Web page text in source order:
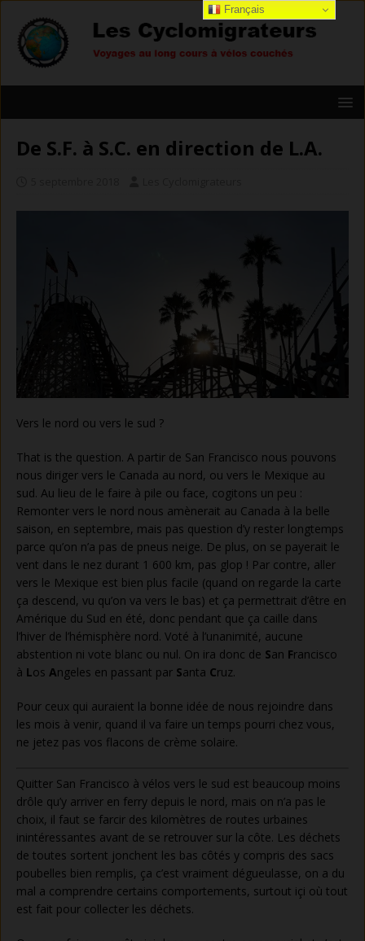
De S.F. à S.C. en direction de L.A.
Vers le nord ou vers le sud ?
That is the question. A partir de San Francisco nous pouvons
nous diriger vers le Canada au nord, ou vers le Mexique au
sud. Au lieu de le faire à pile ou face, cogitons un peu :
Remonter vers le nord nous amènerait au Canada à la belle
saison, en septembre, mais pas question d’y rester longtemps
parce qu’on n’a pas de pneus neige. De plus, on se payerait le
vent dans le nez durant 1 600 km, pas glop ! Par contre, aller
vers le Mexique est bien plus facile (quand on regarde la carte
ça descend, vu qu’on va vers le bas) et ça permettrait d’être en
Amérique du Sud en été, donc pendant que ça caille dans
l’hiver de l’hémisphère nord. Voté à l’unanimité, aucune
abstention ni vote blanc ou nul. On ira donc de San Francisco
à Los Angeles en passant par Santa Cruz.
Pour ceux qui auraient la bonne idée de nous rejoindre dans
les mois à venir, quand il va faire un temps pourri chez vous,
ne jetez pas vos flacons de crème solaire.
Quitter San Francisco à vélos vers le sud est beaucoup moins
drôle qu’y arriver en ferry depuis le nord, mais on n’a pas le
choix, il faut se farcir des kilomètres de routes urbaines
inintéressantes avant de se retrouver sur la côte. Les déchets
de toutes sortent jonchent les bas côtés y compris des sacs
poubelles bien remplis, ça c’est vraiment dégueulasse, on a du
mal a comprendre certains comportements, surtout içi où tout
est fait pour collecter les déchets.
Français